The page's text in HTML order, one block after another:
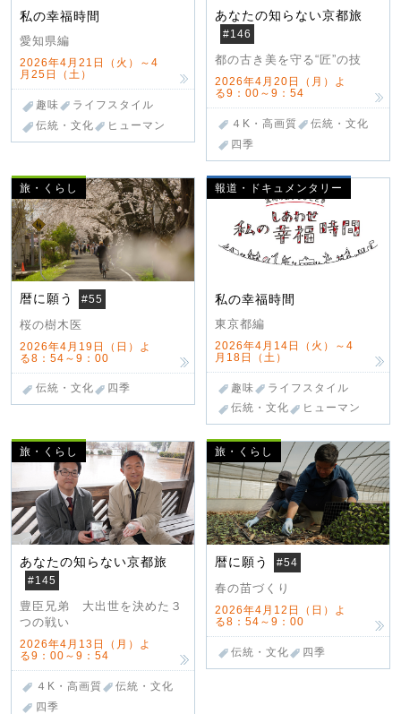
私の幸福時間
愛知県編
2026年4月21日（火）～4
月25日（土）
趣味
ライフスタイル
伝統・文化
ヒューマン
あなたの知らない京都旅
#146
都の古き美を守る“匠”の技
2026年4月20日（月）よ
る9：00～9：54
４K・高画質
伝統・文化
四季
旅・くらし
暦に願う #55
桜の樹木医
2026年4月19日（日）よ
る8：54～9：00
伝統・文化 四季
報道・ドキュメンタリー
私の幸福時間
東京都編
2026年4月14日（火）～4
月18日（土）
趣味
ライフスタイル
伝統・文化
ヒューマン
旅・くらし
あなたの知らない京都旅
#145
豊臣兄弟 大出世を決めた３
つの戦い
2026年4月13日（月）よ
る9：00～9：54
４K・高画質
伝統・文化
四季
旅・くらし
暦に願う #54
春の苗づくり
2026年4月12日（日）よ
る8：54～9：00
伝統・文化 四季